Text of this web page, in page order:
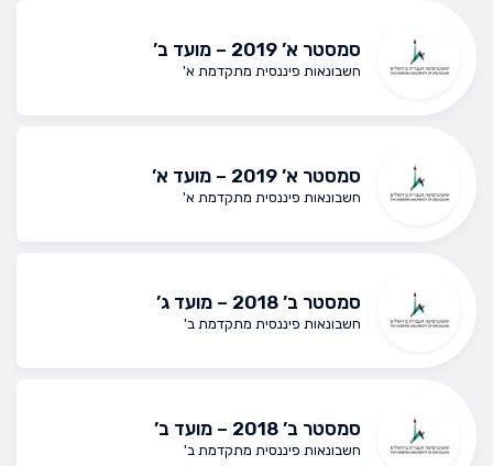
סמסטר א’ 2019 – מועד ב’
חשבונאות פיננסית מתקדמת א'
סמסטר א’ 2019 – מועד א’
חשבונאות פיננסית מתקדמת א'
סמסטר ב’ 2018 – מועד ג’
חשבונאות פיננסית מתקדמת ב'
סמסטר ב’ 2018 – מועד ב’
חשבונאות פיננסית מתקדמת ב'